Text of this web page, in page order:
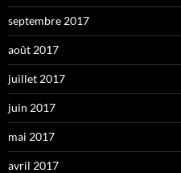
septembre 2017
août 2017
juillet 2017
juin 2017
mai 2017
avril 2017